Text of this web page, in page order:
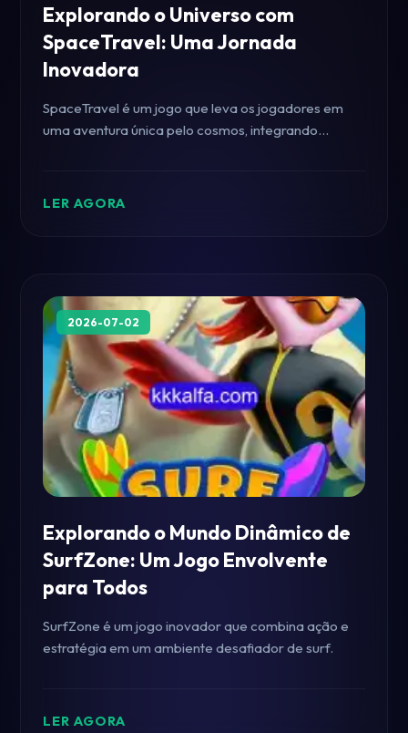
Explorando o Universo com
SpaceTravel: Uma Jornada
Inovadora
SpaceTravel é um jogo que leva os jogadores em
uma aventura única pelo cosmos, integrando
fascinante.
LER AGORA
2026-07-02
Explorando o Mundo Dinâmico de
SurfZone: Um Jogo Envolvente
para Todos
SurfZone é um jogo inovador que combina ação e
estratégia em um ambiente desafiador de surf.
LER AGORA